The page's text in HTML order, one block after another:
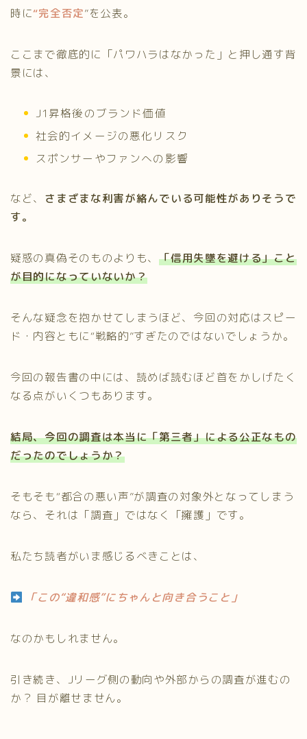
時に“完全否定”を公表。
ここまで徹底的に「パワハラはなかった」と押し通す背
景には、
J1昇格後のブランド価値
社会的イメージの悪化リスク
スポンサーやファンへの影響
など、 さまざまな利害が絡んでいる可能性がありそうで
す。
疑惑の真偽そのものよりも、「信用失墜を避ける」こと
が目的になっていないか？
そんな疑念を抱かせてしまうほど、今回の対応はスピー
ド・内容ともに“戦略的”すぎたのではないでしょうか。
今回の報告書の中には、読めば読むほど首をかしげたく
なる点がいくつもあります。
結局、今回の調査は本当に「第三者」による公正なもの
だったのでしょうか？
そもそも“都合の悪い声”が調査の対象外となってしまう
なら、それは「調査」ではなく「擁護」です。
私たち読者がいま感じるべきことは、
「この“違和感”にちゃんと向き合うこと」
なのかもしれません。
引き続き、Jリーグ側の動向や外部からの調査が進むの
か？ 目が離せません。